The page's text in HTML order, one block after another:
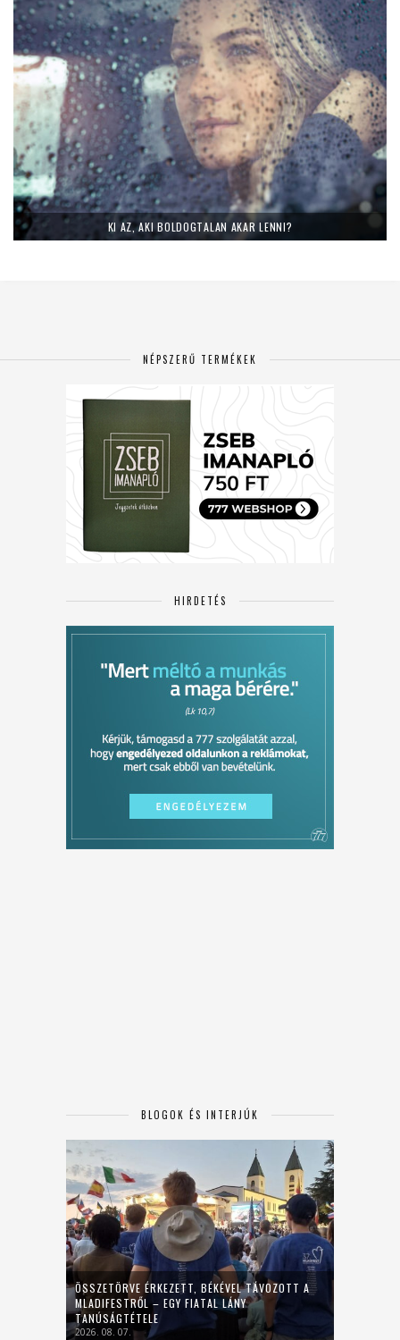
KI AZ, AKI BOLDOGTALAN AKAR LENNI?
NÉPSZERŰ TERMÉKEK
HIRDETÉS
BLOGOK ÉS INTERJÚK
ÖSSZETÖRVE ÉRKEZETT, BÉKÉVEL TÁVOZOTT A
MLADIFESTRŐL – EGY FIATAL LÁNY
TANÚSÁGTÉTELE
2026. 08. 07.